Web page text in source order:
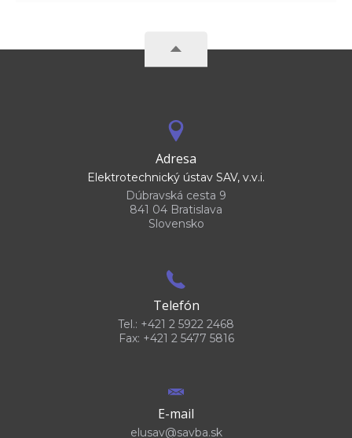
Adresa
Elektrotechnický ústav SAV, v.v.i.
Dúbravská cesta 9
841 04 Bratislava
Slovensko
Telefón
Tel.: +421 2 5922 2468
Fax: +421 2 5477 5816
E-mail
elusav@savba.sk